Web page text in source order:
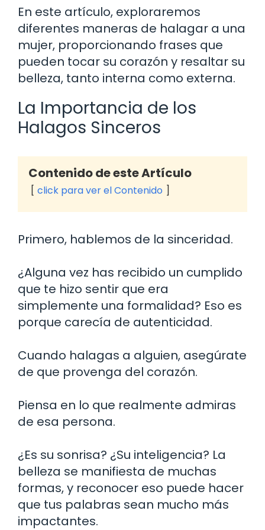
En este artículo, exploraremos
diferentes maneras de halagar a una
mujer, proporcionando frases que
pueden tocar su corazón y resaltar su
belleza, tanto interna como externa.
La Importancia de los
Halagos Sinceros
Contenido de este Artículo
click para ver el Contenido
Primero, hablemos de la sinceridad.
¿Alguna vez has recibido un cumplido
que te hizo sentir que era
simplemente una formalidad? Eso es
porque carecía de autenticidad.
Cuando halagas a alguien, asegúrate
de que provenga del corazón.
Piensa en lo que realmente admiras
de esa persona.
¿Es su sonrisa? ¿Su inteligencia? La
belleza se manifiesta de muchas
formas, y reconocer eso puede hacer
que tus palabras sean mucho más
impactantes.